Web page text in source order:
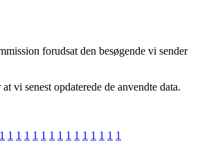
forudsat den besøgende vi sender
vi senest opdaterede de anvendte data.
1 1 1 1 1 1 1 1 1 1 1 1 1 1 1